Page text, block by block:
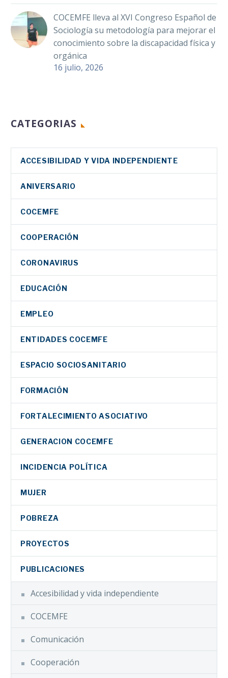
COCEMFE lleva al XVI Congreso Español de
Sociología su metodología para mejorar el
conocimiento sobre la discapacidad física y
orgánica
16 julio, 2026
CATEGORIAS
ACCESIBILIDAD Y VIDA INDEPENDIENTE
ANIVERSARIO
COCEMFE
COOPERACIÓN
CORONAVIRUS
EDUCACIÓN
EMPLEO
ENTIDADES COCEMFE
ESPACIO SOCIOSANITARIO
FORMACIÓN
FORTALECIMIENTO ASOCIATIVO
GENERACION COCEMFE
INCIDENCIA POLÍTICA
MUJER
POBREZA
PROYECTOS
PUBLICACIONES
Accesibilidad y vida independiente
COCEMFE
Comunicación
Cooperación